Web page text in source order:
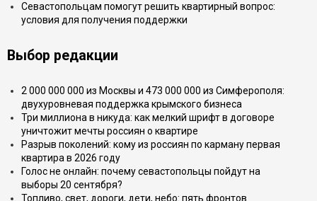
Севастопольцам помогут решить квартирный вопрос:
условия для получения поддержки
Выбор редакции
2 000 000 000 из Москвы и 473 000 000 из Симферополя:
двухуровневая поддержка крымского бизнеса
Три миллиона в никуда: как мелкий шрифт в договоре
уничтожит мечты россиян о квартире
Разрыв поколений: кому из россиян по карману первая
квартира в 2026 году
Голос не онлайн: почему севастопольцы пойдут на
выборы 20 сентября?
Топливо, свет, дороги, дети, небо: пять фронтов